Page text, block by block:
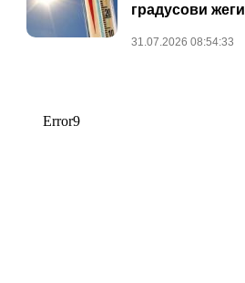
градусови жеги
31.07.2026 08:54:33